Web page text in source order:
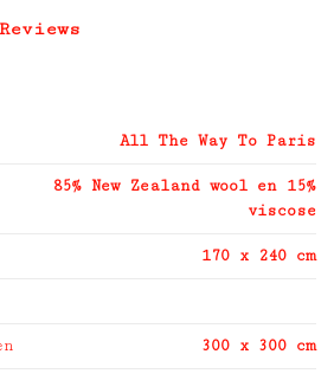
Reviews
All The Way To Paris
85% New Zealand wool en 15%
viscose
170 x 240 cm
300 x 300 cm